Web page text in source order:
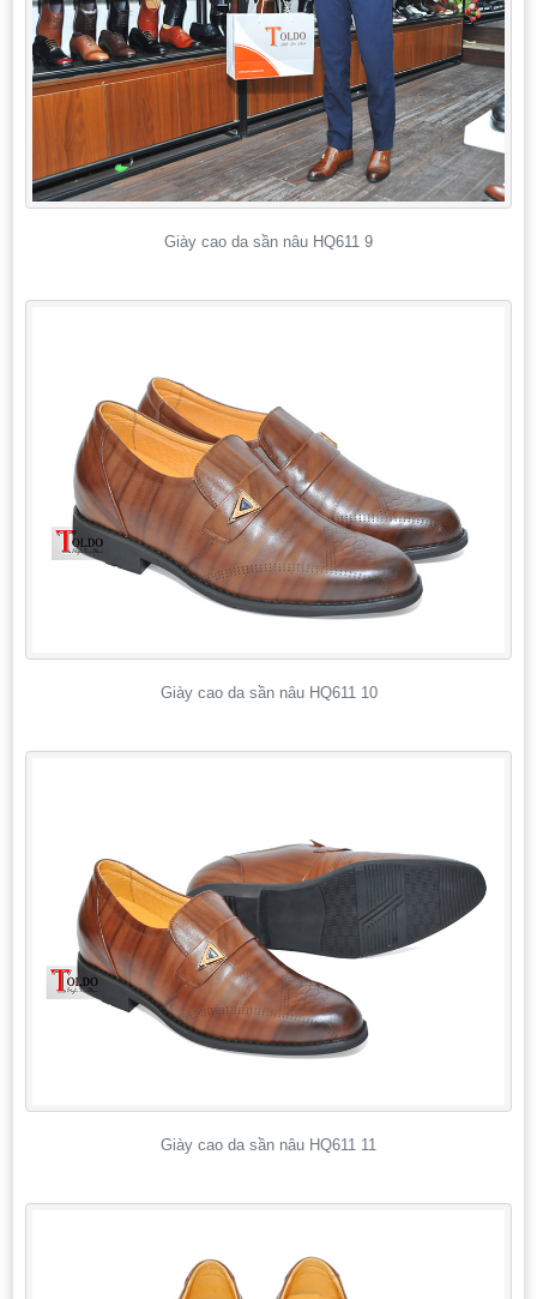
Giày cao da sần nâu HQ611 9
Giày cao da sần nâu HQ611 10
Giày cao da sần nâu HQ611 11